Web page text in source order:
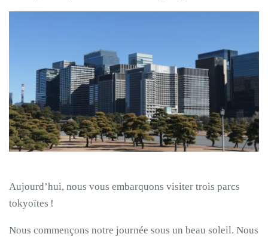
Aujourd’hui, nous vous embarquons visiter trois parcs
tokyoïtes !
Nous commençons notre journée sous un beau soleil. Nous